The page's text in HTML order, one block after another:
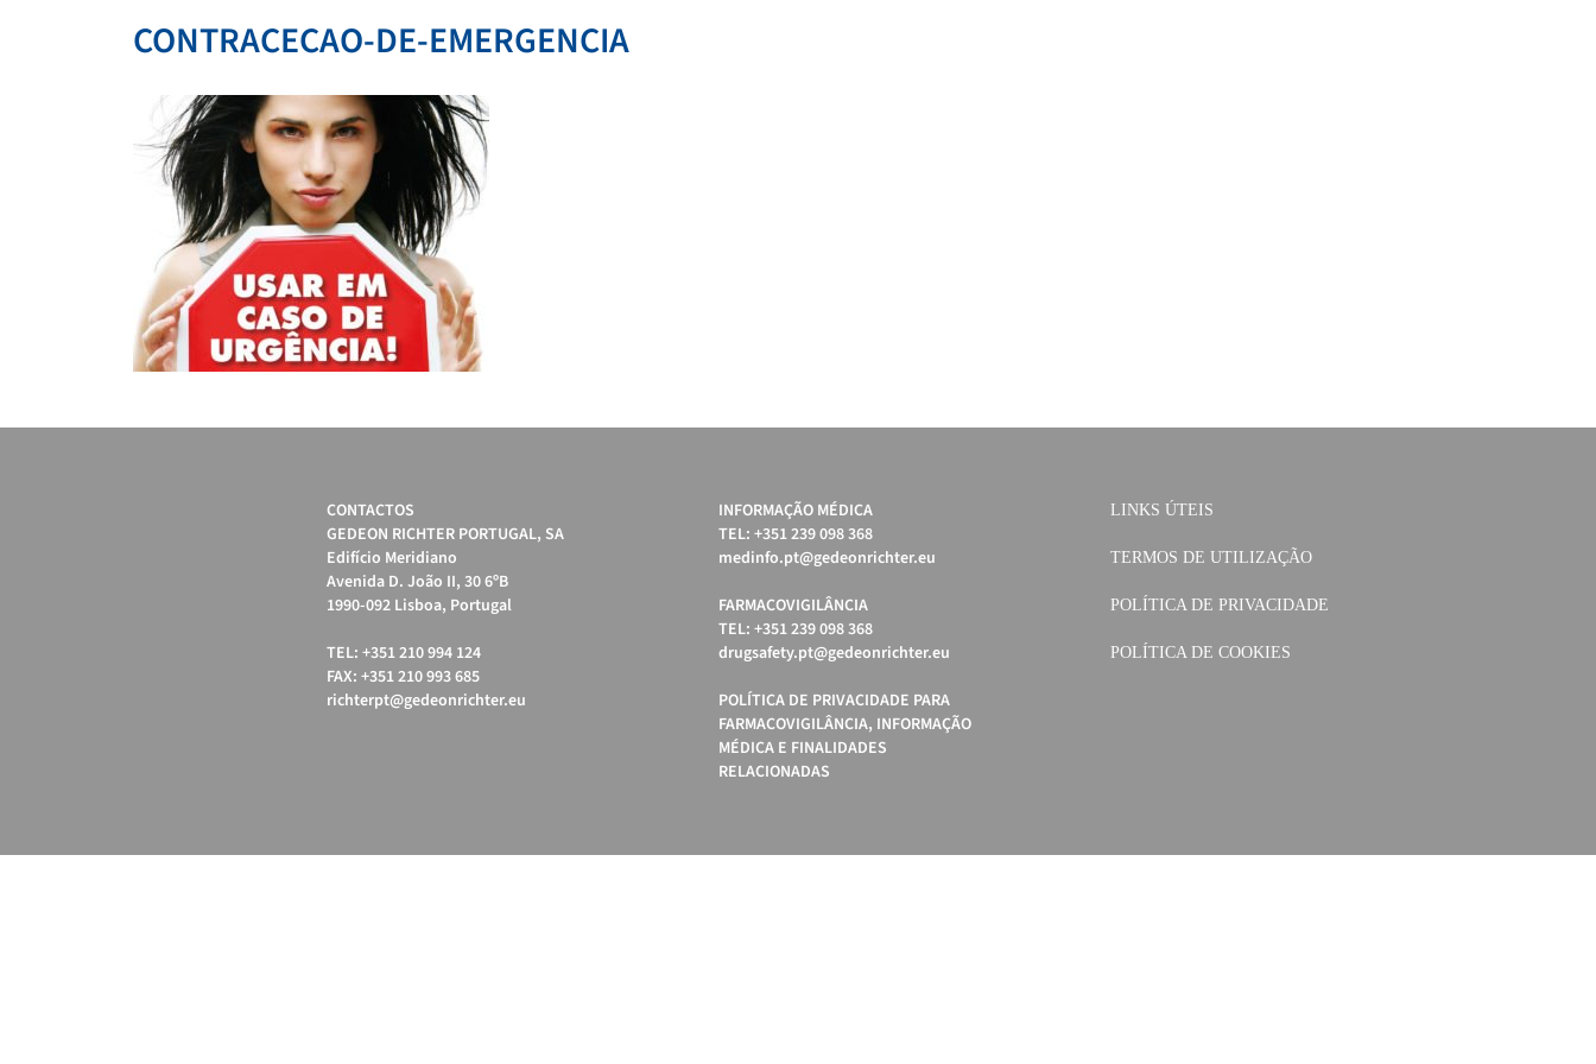
CONTRACECAO-DE-EMERGENCIA
CONTACTOS
GEDEON RICHTER PORTUGAL, SA
Edifício Meridiano
Avenida D. João II, 30 6ºB
1990-092 Lisboa, Portugal
TEL: +351 210 994 124
FAX: +351 210 993 685
richterpt@gedeonrichter.eu
INFORMAÇÃO MÉDICA
TEL: +351 239 098 368
medinfo.pt@gedeonrichter.eu
FARMACOVIGILÂNCIA
TEL: +351 239 098 368
drugsafety.pt@gedeonrichter.eu
POLÍTICA DE PRIVACIDADE PARA
FARMACOVIGILÂNCIA, INFORMAÇÃO
MÉDICA E FINALIDADES
RELACIONADAS
LINKS ÚTEIS
TERMOS DE UTILIZAÇÃO
POLÍTICA DE PRIVACIDADE
POLÍTICA DE COOKIES